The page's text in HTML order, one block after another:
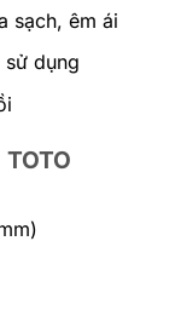
sạch, êm ái
dụng